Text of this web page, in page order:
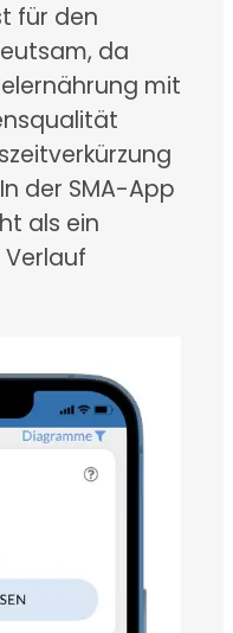
für den
da
mit
der SMA-App
als ein